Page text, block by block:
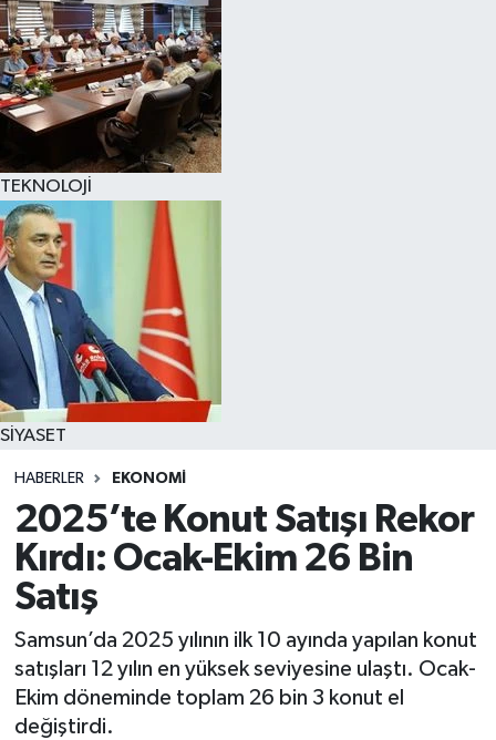
TEKNOLOJİ
SİYASET
HABERLER EKONOMİ
2025’te Konut Satışı Rekor
Kırdı: Ocak-Ekim 26 Bin
Satış
Samsun’da 2025 yılının ilk 10 ayında yapılan konut
satışları 12 yılın en yüksek seviyesine ulaştı. Ocak-
Ekim döneminde toplam 26 bin 3 konut el
değiştirdi.